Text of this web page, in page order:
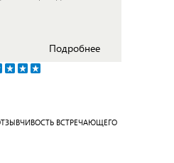
Подробнее
ВСТРЕЧАЮЩЕГО